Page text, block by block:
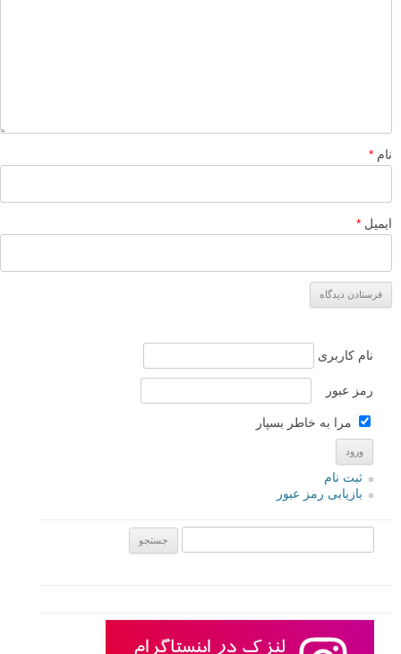
نام *
ایمیل *
نام کاربری
رمز عبور
مرا به خاطر بسپار
ثبت نام
بازیابی رمز عبور